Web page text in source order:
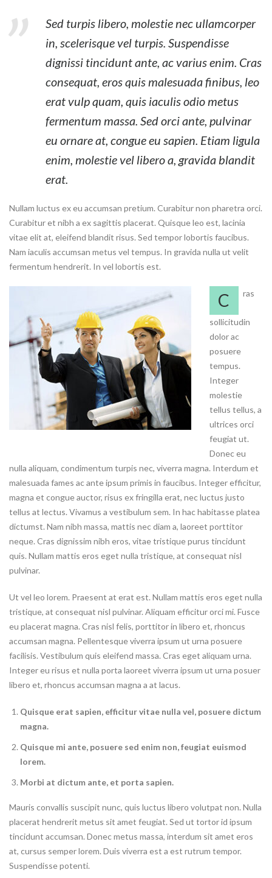
Sed turpis libero, molestie nec ullamcorper
in, scelerisque vel turpis. Suspendisse
dignissi tincidunt ante, ac varius enim. Cras
consequat, eros quis malesuada finibus, leo
erat vulp quam, quis iaculis odio metus
fermentum massa. Sed orci ante, pulvinar
eu ornare at, congue eu sapien. Etiam ligula
enim, molestie vel libero a, gravida blandit
erat.
Nullam luctus ex eu accumsan pretium. Curabitur non pharetra orci.
Curabitur et nibh a ex sagittis placerat. Quisque leo est, lacinia
vitae elit at, eleifend blandit risus. Sed tempor lobortis faucibus.
Nam iaculis accumsan metus vel tempus. In gravida nulla ut velit
fermentum hendrerit. In vel lobortis est.
C ras
sollicitudin
dolor ac
posuere
tempus.
Integer
molestie
tellus tellus, a
ultrices orci
feugiat ut.
Donec eu
nulla aliquam, condimentum turpis nec, viverra magna. Interdum et
malesuada fames ac ante ipsum primis in faucibus. Integer efficitur,
magna et congue auctor, risus ex fringilla erat, nec luctus justo
tellus at lectus. Vivamus a vestibulum sem. In hac habitasse platea
dictumst. Nam nibh massa, mattis nec diam a, laoreet porttitor
neque. Cras dignissim nibh eros, vitae tristique purus tincidunt
quis. Nullam mattis eros eget nulla tristique, at consequat nisl
pulvinar.
Ut vel leo lorem. Praesent at erat est. Nullam mattis eros eget nulla
tristique, at consequat nisl pulvinar. Aliquam efficitur orci mi. Fusce
eu placerat magna. Cras nisl felis, porttitor in libero et, rhoncus
accumsan magna. Pellentesque viverra ipsum ut urna posuere
facilisis. Vestibulum quis eleifend massa. Cras eget aliquam urna.
Integer eu risus et nulla porta laoreet viverra ipsum ut urna posuer
libero et, rhoncus accumsan magna a at lacus.
Quisque erat sapien, efficitur vitae nulla vel, posuere dictum
magna.
Quisque mi ante, posuere sed enim non, feugiat euismod
lorem.
Morbi at dictum ante, et porta sapien.
Mauris convallis suscipit nunc, quis luctus libero volutpat non. Nulla
placerat hendrerit metus sit amet feugiat. Sed ut tortor id ipsum
tincidunt accumsan. Donec metus massa, interdum sit amet eros
at, cursus semper lorem. Duis viverra est a est rutrum tempor.
Suspendisse potenti.